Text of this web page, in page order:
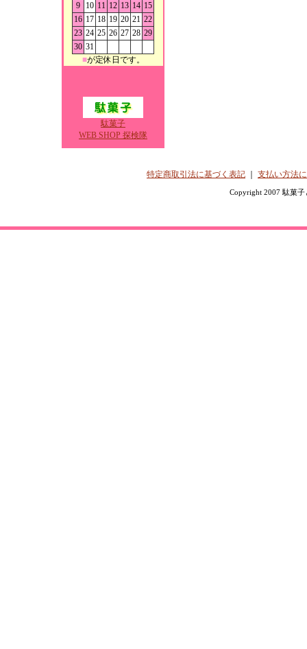
9
10 11 12 13 14 15
16 17 18 19 20 21 22
23 24 25 26 27 28 29
30 31
■が定休日です。
駄菓子
WEB SHOP 探検隊
特定商取引法に基づく表記 支払い方法
Copyright 2007 駄菓